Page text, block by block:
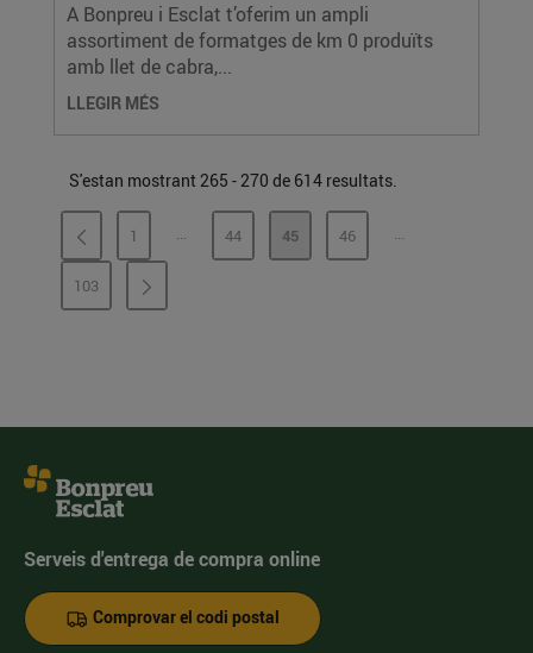
A Bonpreu i Esclat t’oferim un ampli
assortiment de formatges de km 0 produïts
amb llet de cabra,...
LLEGIR MÉS
S'estan mostrant 265 - 270 de 614 resultats.
PÀGINA
1 ...PÀGINES INTERMÈDIES
PÀGINA
44 PÀGINA
45 PÀGINA
46 ...PÀGINES
PÀGINA
103
Serveis d'entrega de compra online
Comprovar el codi postal